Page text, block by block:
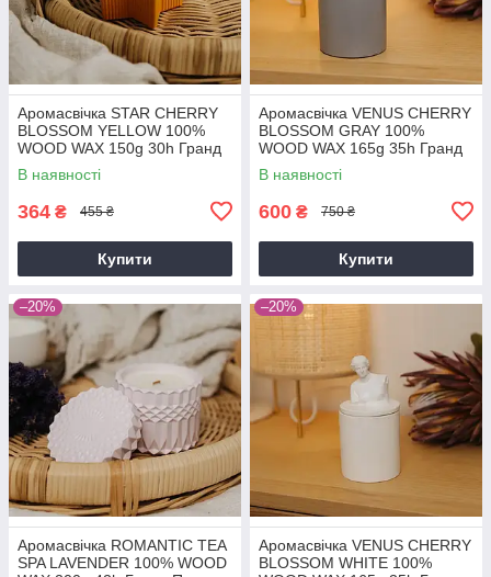
Аромасвічка STAR CHERRY
BLOSSOM YELLOW 100%
WOOD WAX 150g 30h Гранд
Презент NAC 1071
В наявності
364 ₴ 455 ₴
Купити
Аромасвічка VENUS CHERRY
BLOSSOM GRAY 100%
WOOD WAX 165g 35h Гранд
Презент NAC 1017GY
В наявності
600 ₴ 750 ₴
Купити
–20%
Аромасвічка ROMANTIC TEA
SPA LAVENDER 100% WOOD
–20%
Аромасвічка VENUS CHERRY
BLOSSOM WHITE 100%